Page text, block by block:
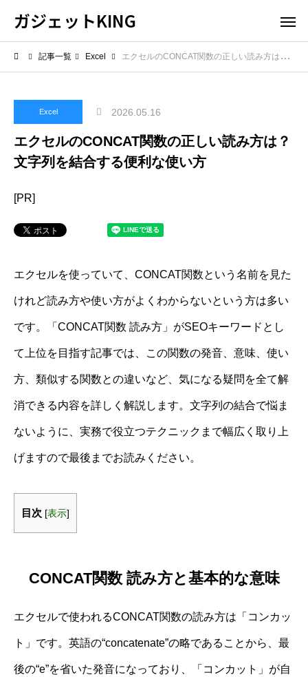
ガジェットKING
記事一覧 Excel エクセルのCONCAT関数の正しい読み方は？文字列を結合する便利な使い方
Excel 2026.05.16
エクセルのCONCAT関数の正しい読み方は？
文字列を結合する便利な使い方
[PR]
エクセルを使っていて、CONCAT関数という名前を見た
けれど読み方や使い方がよくわからないという方は多い
です。「CONCAT関数 読み方」がSEOキーワードとし
て上位を目指す記事では、この関数の発音、意味、使い
方、類似する関数との違いなど、気になる疑問を全て解
消できる内容を詳しく解説します。文字列の結合で悩ま
ないように、実務で役立つテクニックまで幅広く取り上
げますので最後までお読みください。
目次 [表示]
CONCAT関数 読み方と基本的な意味
エクセルで使われるCONCAT関数の読み方は「コンカッ
ト」です。英語の“concatenate”の略であることから、最
後の“e”を省いた発音になっており、「コンカット」が自